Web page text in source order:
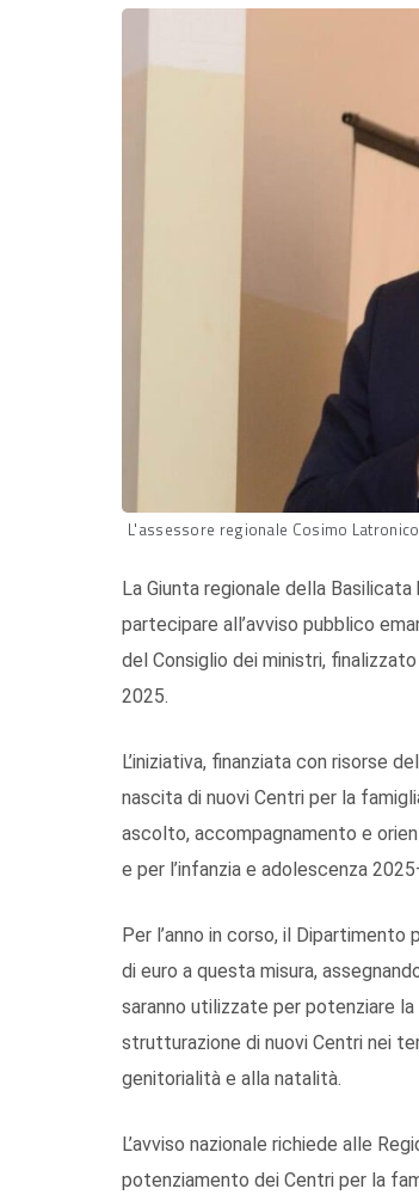
L'assessore regionale Cosimo Latronico
La Giunta regionale della
partecipare all’avviso pubblico
del Consiglio dei ministri,
2025.
L’iniziativa, finanziata con risorse
nascita di nuovi Centri per la
ascolto, accompagnamento e
e per l’infanzia e adolescenza
Per l’anno in corso, il
di euro a questa misura,
saranno utilizzate per potenziare
strutturazione di nuovi Centri nei
genitorialità e alla natalità.
L’avviso nazionale richiede alle
potenziamento dei Centri per la